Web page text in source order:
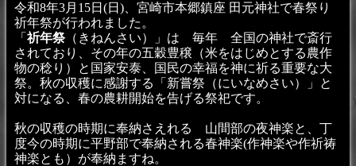
令和8年3月15日(日)、宮崎市本郷鎮座 田元神社で春祭り
祈年祭が行われました。
「 祈年祭（きねんさい）」は 毎年 全国の神社で斎行
されており、その年の五穀豊穣（米をはじめとする農作
物の稔り）と国家安泰、国民の幸福を神に祈る重要な大
祭。秋の収穫に感謝する「新嘗祭（にいなめさい）」と
対になる、春の農耕開始を告げる祭祀です。
秋の収穫の時期に奉納さえれる 山間部の夜神楽と、丁
度今の時期に平野部で奉納される春神楽(作神楽や作祈祷
神楽とも）が奉納ますね。